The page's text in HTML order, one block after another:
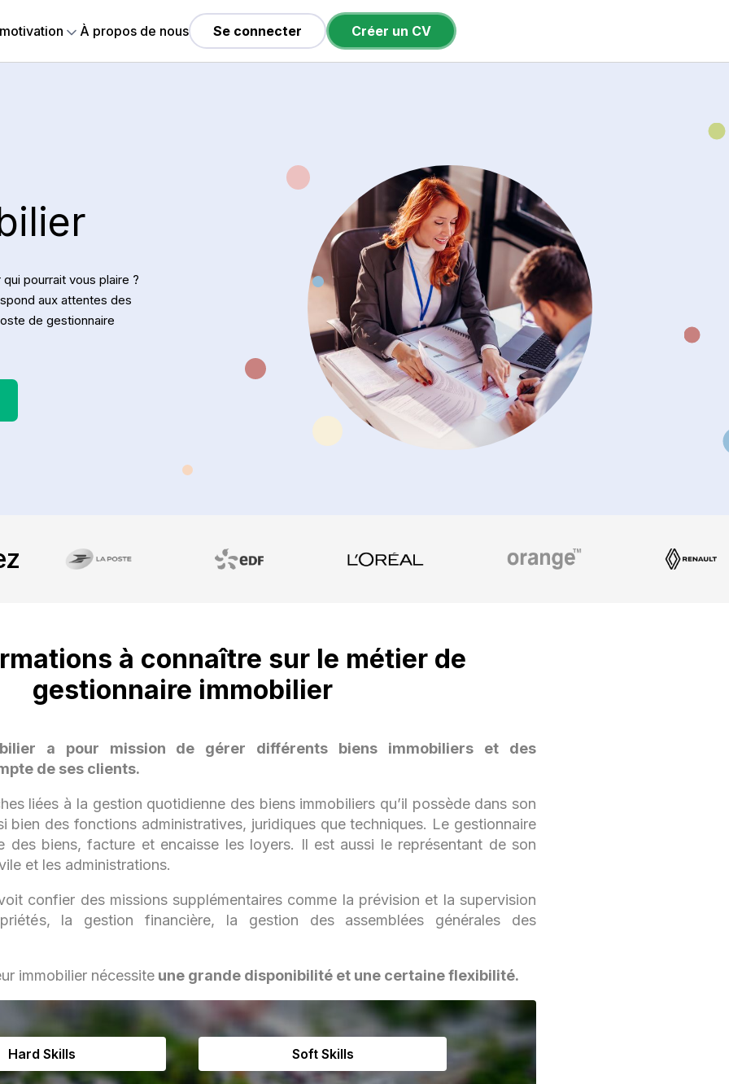
À propos de nous Se connecter Créer un CV
pourrait vous plaire ?
aux attentes des
de gestionnaire
à connaître sur le métier de
gestionnaire immobilier
a pour mission de gérer différents biens immobiliers et des
de ses clients.
liées à la gestion quotidienne des biens immobiliers qu’il possède dans son
bien des fonctions administratives, juridiques que techniques. Le gestionnaire
des biens, facture et encaisse les loyers. Il est aussi le représentant de son
et les administrations.
confier des missions supplémentaires comme la prévision et la supervision
la gestion financière, la gestion des assemblées générales des
immobilier nécessite une grande disponibilité et une certaine flexibilité.
Hard Skills Soft Skills